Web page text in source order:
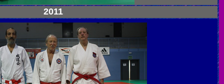
2011